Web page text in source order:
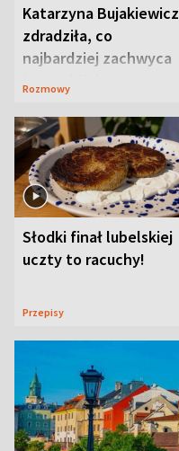
Katarzyna Bujakiewicz
zdradziła, co
najbardziej zachwyca
ją w Lublinie
Rozmowy
Słodki finał lubelskiej
uczty to racuchy!
Przepisy